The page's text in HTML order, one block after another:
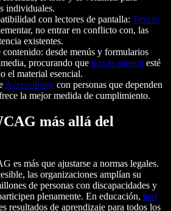
individuales.
con lectores de pantalla: Text to
no entrar en conflicto con, las
existentes.
desde menús y formularios
procurando que text to speech esté
el material esencial.
Accessibility con personas que dependen
la mejor medida de cumplimiento.
más allá del
es más que ajustarse a normas legales.
las organizaciones amplían su
de personas con discapacidades y
plenamente. En educación, text
resultados de aprendizaje para todos los